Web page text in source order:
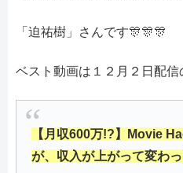
「迫祐樹」さんです🎊🎊🎊
ベスト動画は１２月２日配信
【月収600万!?】Movie
が、収入が上がって変わ